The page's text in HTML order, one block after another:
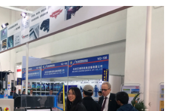
Nyheter
Om vattenskärning
Metaller – Järnbaserade
Metaller
Metaller – Aluminium
Metaller – Övriga icke-
järnbaserade metaller